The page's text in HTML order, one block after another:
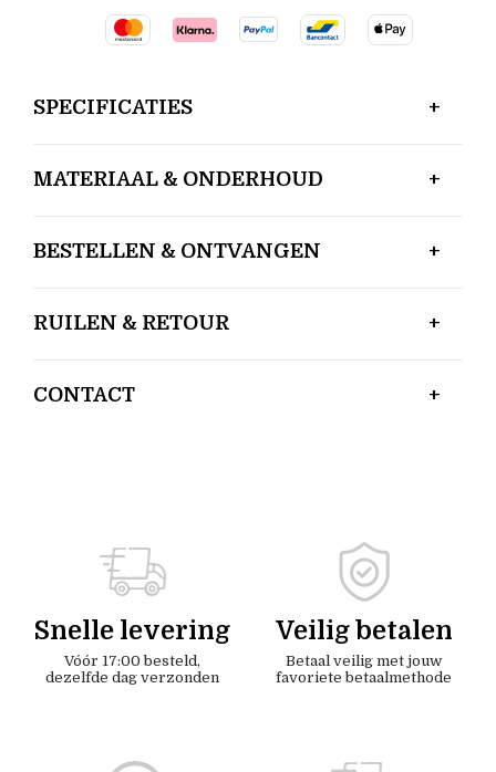
SPECIFICATIES
MATERIAAL & ONDERHOUD
BESTELLEN & ONTVANGEN
RUILEN & RETOUR
CONTACT
Snelle levering
Vóór 17:00 besteld,
dezelfde dag verzonden
Veilig betalen
Betaal veilig met jouw
favoriete betaalmethode